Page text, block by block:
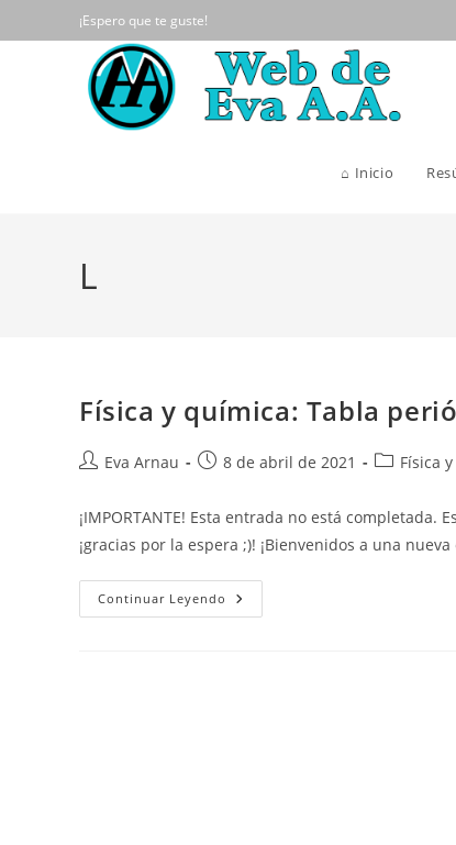
al
¡Espero que te guste!
⌂ Inicio
L
Física y química: Tabla
Autor
la
entrada:
Eva Arnau
Publicación
la
entrada:
8 de abril de 2021
Categoría
entrada:
Física
¡IMPORTANTE! Esta entrada no está
¡gracias por la espera ;)! ¡Bienvenidos a una
Continuar Leyendo Física
Y